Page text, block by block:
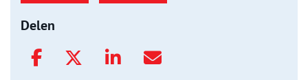
Delen